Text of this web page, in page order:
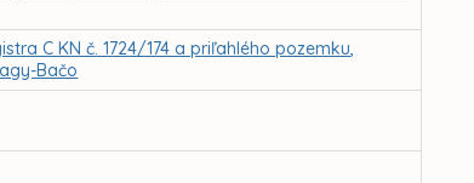
C KN č. 1724/174 a priľahlého pozemku,
Bačo